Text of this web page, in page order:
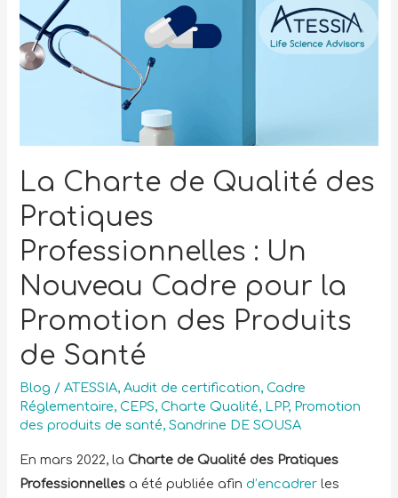
La Charte de Qualité des
Pratiques
Professionnelles : Un
Nouveau Cadre pour la
Promotion des Produits
de Santé
Blog /ATESSIA,Audit de certification,Cadre
Réglementaire,CEPS,Charte Qualité, LPP, Promotion
des produits de santé,Sandrine DE SOUSA
En mars 2022, la Charte de Qualité des Pratiques
Professionnelles a été publiée afin d’encadrer les